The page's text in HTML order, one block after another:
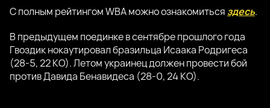
С полным рейтингом WBA можно ознакомиться здесь.
В предыдущем поединке в сентябре прошлого года
Гвоздик нокаутировал бразильца Исаака Родригеса
(28-5, 22 КО). Летом украинец должен провести бой
против Давида Бенавидеса (28-0, 24 КО).